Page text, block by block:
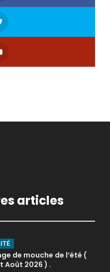
articles
de mouche de l’été (
Août 2026 ) .